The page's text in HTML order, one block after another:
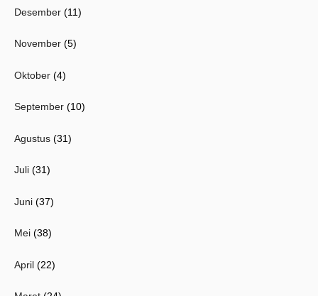
Desember (11)
November (5)
Oktober (4)
September (10)
Agustus (31)
Juli (31)
Juni (37)
Mei (38)
April (22)